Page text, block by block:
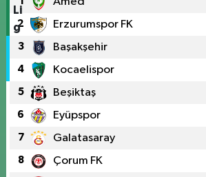
2 Erzurumspor FK
3 Başakşehir
4 Kocaelispor
5 Beşiktaş
6 Eyüpspor
7 Galatasaray
8 Çorum FK